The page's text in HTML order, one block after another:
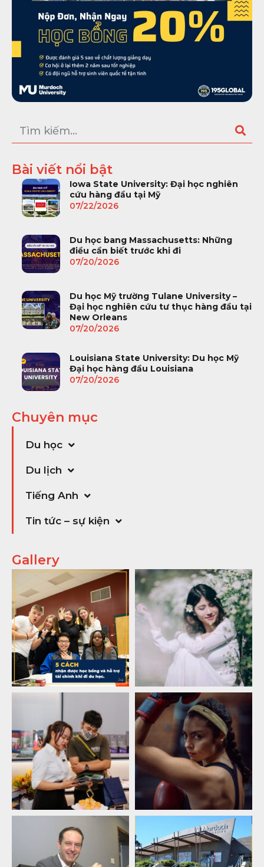
Bài viết nổi bật
Iowa State University: Đại học nghiên
cứu hàng đầu tại Mỹ
07/22/2026
Du học bang Massachusetts: Những
điều cần biết trước khi đi
07/20/2026
Du học Mỹ trường Tulane University –
Đại học nghiên cứu tư thục hàng đầu tại
New Orleans
07/20/2026
Louisiana State University: Du học Mỹ
Đại học hàng đầu Louisiana
07/20/2026
Chuyên mục
Du học
Du lịch
Tiếng Anh
Tin tức – sự kiện
Gallery